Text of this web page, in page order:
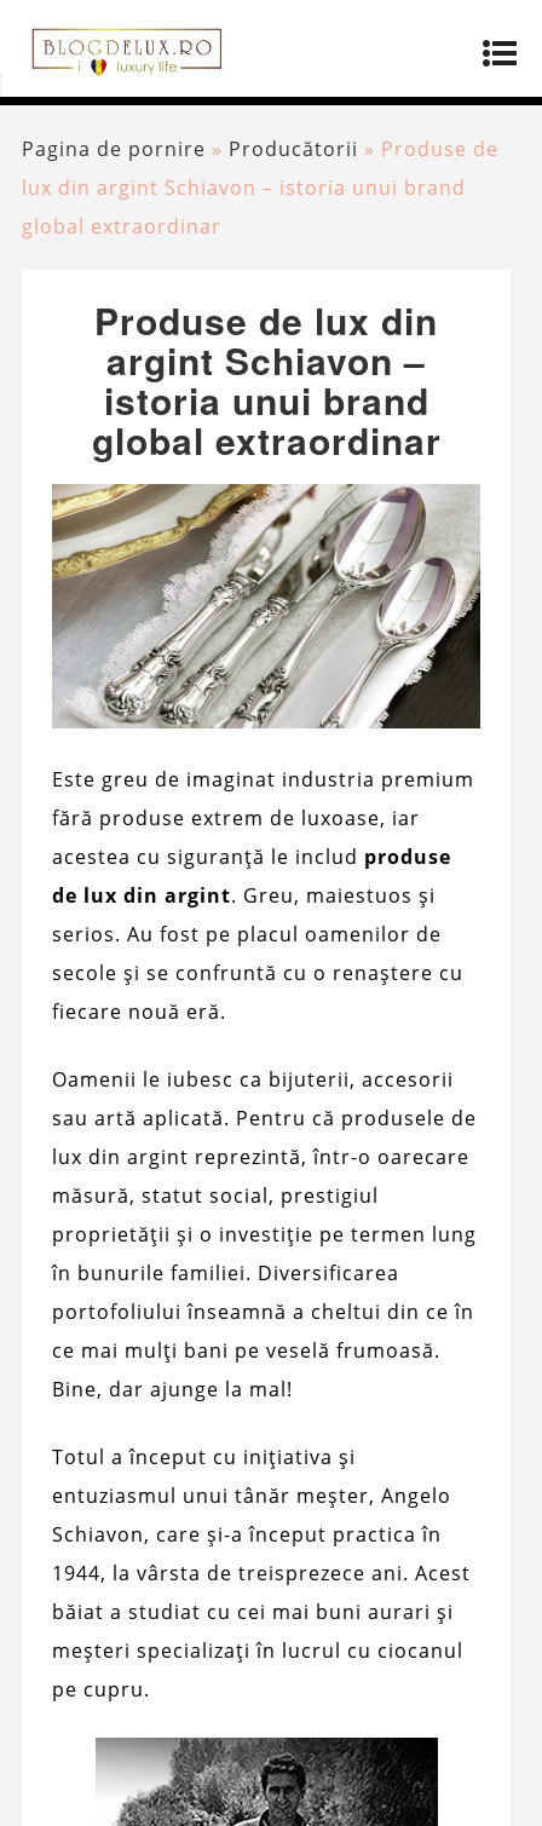
Pagina de pornire » Producătorii » Produse de
lux din argint Schiavon – istoria unui brand
global extraordinar
Produse de lux din
argint Schiavon –
istoria unui brand
global extraordinar
Este greu de imaginat industria premium
fără produse extrem de luxoase, iar
acestea cu siguranță le includ produse
de lux din argint. Greu, maiestuos și
serios. Au fost pe placul oamenilor de
secole și se confruntă cu o renaștere cu
fiecare nouă eră.
Oamenii le iubesc ca bijuterii, accesorii
sau artă aplicată. Pentru că produsele de
lux din argint reprezintă, într-o oarecare
măsură, statut social, prestigiul
proprietății și o investiție pe termen lung
în bunurile familiei. Diversificarea
portofoliului înseamnă a cheltui din ce în
ce mai mulți bani pe veselă frumoasă.
Bine, dar ajunge la mal!
Totul a început cu inițiativa și
entuziasmul unui tânăr meșter, Angelo
Schiavon, care și-a început practica în
1944, la vârsta de treisprezece ani. Acest
băiat a studiat cu cei mai buni aurari și
meșteri specializați în lucrul cu ciocanul
pe cupru.